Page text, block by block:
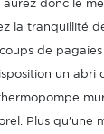
donc le
la tranquillité
de
un abri
Plus qu'une